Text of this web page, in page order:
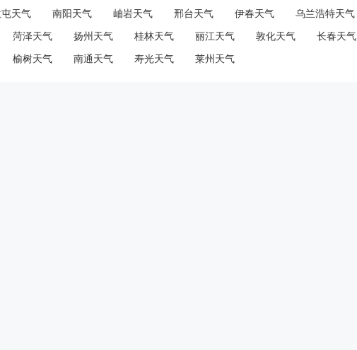
天气 南阳天气 岫岩天气 邢台天气 伊春天气 乌兰浩特天气
菏泽天气 扬州天气 桂林天气 丽江天气 敦化天气 长春天气
榆树天气 南通天气 寿光天气 莱州天气